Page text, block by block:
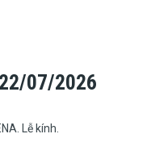
07/2026
Lễ kính.